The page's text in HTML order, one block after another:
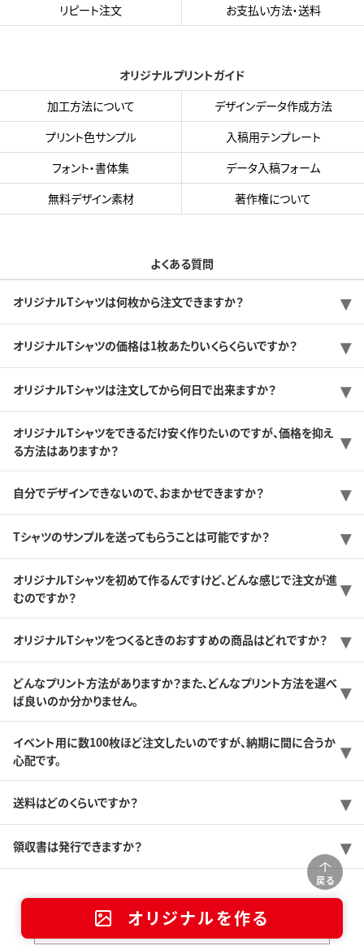
戻る
オリジナルを作る
リピート注文
お支払い方法・送料
オリジナルプリントガイド
加工方法について
デザインデータ作成方法
プリント色サンプル
入稿用テンプレート
フォント・書体集
データ入稿フォーム
無料デザイン素材
著作権について
よくある質問
オリジナルTシャツは何枚から注文できますか？
オリジナルTシャツの価格は1枚あたりいくらくらいですか？
オリジナルTシャツは注文してから何日で出来ますか？
オリジナルTシャツをできるだけ安く作りたいのですが、価格を抑え
る方法はありますか？
自分でデザインできないので、おまかせできますか？
Tシャツのサンプルを送ってもらうことは可能ですか？
オリジナルTシャツを初めて作るんですけど、どんな感じで注文が進
むのですか？
オリジナルTシャツをつくるときのおすすめの商品はどれですか？
どんなプリント方法がありますか？また、どんなプリント方法を選べ
ば良いのか分かりません。
イベント用に数100枚ほど注文したいのですが、納期に間に合うか
心配です。
送料はどのくらいですか？
領収書は発行できますか？
店舗一覧